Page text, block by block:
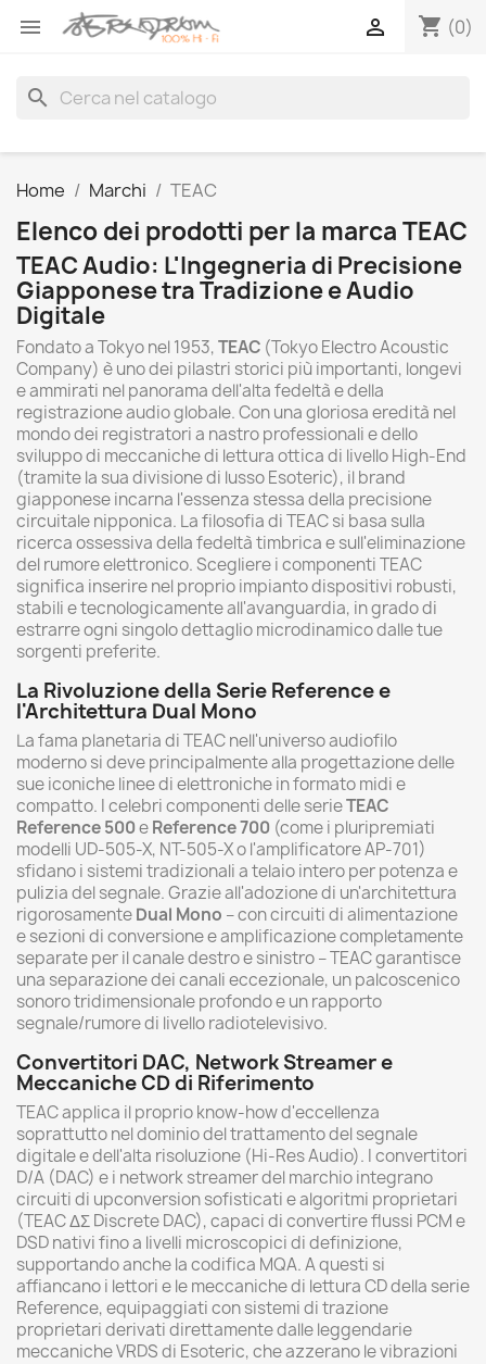
 shopping_cart (0)

search
Home Marchi TEAC
Elenco dei prodotti per la marca TEAC
TEAC Audio: L'Ingegneria di Precisione
Giapponese tra Tradizione e Audio
Digitale
Fondato a Tokyo nel 1953,TEAC (Tokyo Electro Acoustic
Company) è uno dei pilastri storici più importanti, longevi
e ammirati nel panorama dell'alta fedeltà e della
registrazione audio globale. Con una gloriosa eredità nel
mondo dei registratori a nastro professionali e dello
sviluppo di meccaniche di lettura ottica di livello High-End
(tramite la sua divisione di lusso Esoteric), il brand
giapponese incarna l'essenza stessa della precisione
circuitale nipponica. La filosofia di TEAC si basa sulla
ricerca ossessiva della fedeltà timbrica e sull'eliminazione
del rumore elettronico. Scegliere i componenti TEAC
significa inserire nel proprio impianto dispositivi robusti,
stabili e tecnologicamente all'avanguardia, in grado di
estrarre ogni singolo dettaglio microdinamico dalle tue
sorgenti preferite.
La Rivoluzione della Serie Reference e
l'Architettura Dual Mono
La fama planetaria di TEAC nell'universo audiofilo
moderno si deve principalmente alla progettazione delle
sue iconiche linee di elettroniche in formato midi e
compatto. I celebri componenti delle serieTEAC
Reference 500eReference 700 (come i pluripremiati
modelli UD-505-X, NT-505-X o l'amplificatore AP-701)
sfidano i sistemi tradizionali a telaio intero per potenza e
pulizia del segnale. Grazie all'adozione di un'architettura
rigorosamenteDual Mono – con circuiti di alimentazione
e sezioni di conversione e amplificazione completamente
separate per il canale destro e sinistro – TEAC garantisce
una separazione dei canali eccezionale, un palcoscenico
sonoro tridimensionale profondo e un rapporto
segnale/rumore di livello radiotelevisivo.
Convertitori DAC, Network Streamer e
Meccaniche CD di Riferimento
TEAC applica il proprio know-how d'eccellenza
soprattutto nel dominio del trattamento del segnale
digitale e dell'alta risoluzione (Hi-Res Audio). I convertitori
D/A (DAC) e i network streamer del marchio integrano
circuiti di upconversion sofisticati e algoritmi proprietari
(TEAC ΔΣ Discrete DAC), capaci di convertire flussi PCM e
DSD nativi fino a livelli microscopici di definizione,
supportando anche la codifica MQA. A questi si
affiancano i lettori e le meccaniche di lettura CD della serie
Reference, equipaggiati con sistemi di trazione
proprietari derivati direttamente dalle leggendarie
meccaniche VRDS di Esoteric, che azzerano le vibrazioni